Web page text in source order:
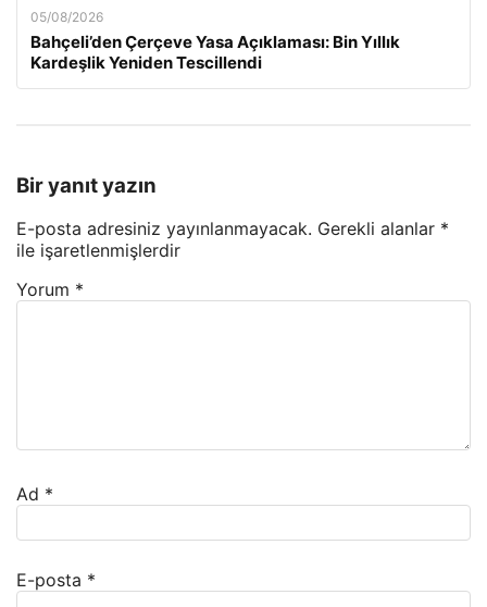
05/08/2026
Bahçeli’den Çerçeve Yasa Açıklaması: Bin Yıllık
Kardeşlik Yeniden Tescillendi
Bir yanıt yazın
E-posta adresiniz yayınlanmayacak. Gerekli alanlar *
ile işaretlenmişlerdir
Yorum *
Ad *
E-posta *